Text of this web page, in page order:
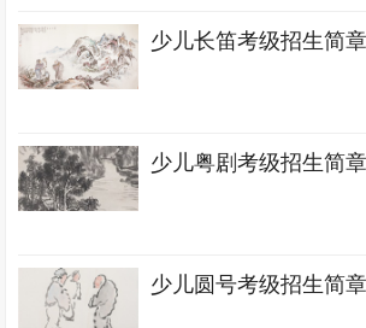
少儿长笛考级招生简章
少儿粤剧考级招生简章
少儿圆号考级招生简章